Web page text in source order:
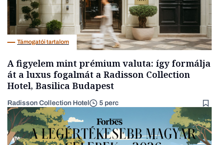
Támogatói tartalom
A figyelem mint prémium valuta: így formálja
át a luxus fogalmát a Radisson Collection
Hotel, Basilica Budapest
Radisson Collection Hotel 5 perc